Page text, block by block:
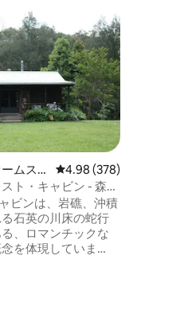
平均評価
イスです。
ムステ
レビュー378件、5つ星
4.98 (378)
ト・キャビン - 森の
ビンは、岩礁、沖積
石英の川床の蛇行
、ロマンチックな
を体現していま